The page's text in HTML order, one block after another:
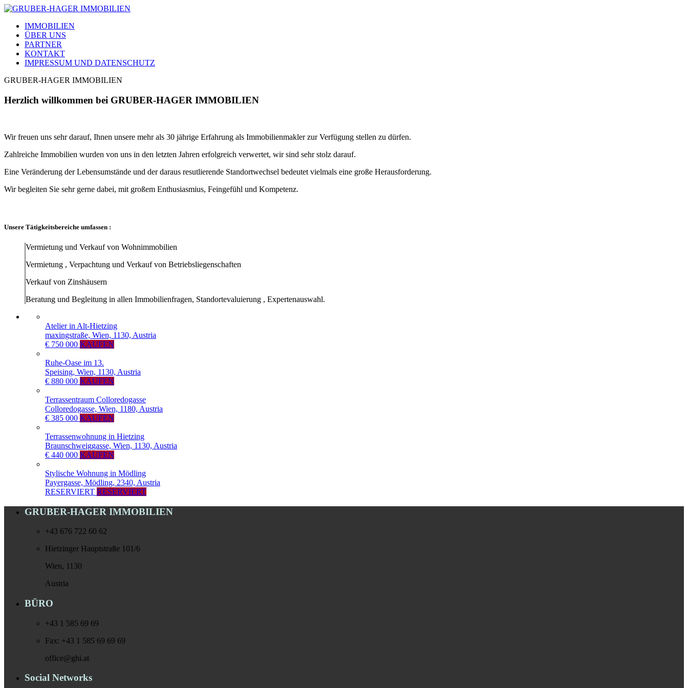
IMMOBILIEN
ÜBER UNS
PARTNER
KONTAKT
IMPRESSUM UND DATENSCHUTZ
GRUBER-HAGER IMMOBILIEN
Herzlich willkommen bei GRUBER-HAGER IMMOBILIEN
Wir freuen uns sehr darauf, Ihnen unsere mehr als 30 jährige Erfahrung als Immobilienmakler zur Verfügung stellen zu dürfen.
Zahlreiche Immobilien wurden von uns in den letzten Jahren erfolgreich verwertet, wir sind sehr stolz darauf.
Eine Veränderung der Lebensumstände und der daraus resutlierende Standortwechsel bedeutet vielmals eine große Herausforderung.
Wir begleiten Sie sehr gerne dabei, mit großem Enthusiasmius, Feingefühl und Kompetenz.
Unsere Tätigkeitsbereiche umfassen :
Vermietung und Verkauf von Wohnimmobilien
Vermietung , Verpachtung und Verkauf von Betriebsliegenschaften
Verkauf von Zinshäusern
Beratung und Begleitung in allen Immobilienfragen, Standortevaluierung , Expertenauswahl.
Atelier in Alt-Hietzing
maxingstraße, Wien, 1130, Austria
€ 750 000 KAUFEN
Ruhe-Oase im 13.
Speising, Wien, 1130, Austria
€ 880 000 KAUFEN
Terrassentraum Colloredogasse
Colloredogasse, Wien, 1180, Austria
€ 385 000 KAUFEN
Terrassenwohnung in Hietzing
Braunschweiggasse, Wien, 1130, Austria
€ 440 000 KAUFEN
Stylische Wohnung in Mödling
Payergasse, Mödling, 2340, Austria
RESERVIERT RESERVIERT
GRUBER-HAGER IMMOBILIEN
+43 676 722 60 62
Hietzinger Hauptstraße 101/6
Wien, 1130
Austria
BÜRO
+43 1 585 69 69
Fax: +43 1 585 69 69 69
office@ghi.at
Social Networks